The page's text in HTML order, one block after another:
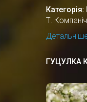
Категорія:
Т.
ГУЦУЛКА